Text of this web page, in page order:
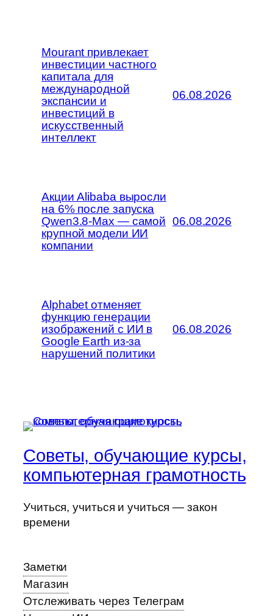
Mourant привлекает
инвестиции частного
капитала для
международной
экспансии и
инвестиций в
искусственный
интеллект
06.08.2026
Акции Alibaba выросли
на 6% после запуска
Qwen3.8-Max — самой
крупной модели ИИ
компании
06.08.2026
Alphabet отменяет
функцию генерации
изображений с ИИ в
Google Earth из-за
нарушений политики
06.08.2026
Советы, обучающие курсы,
компьютерная грамотность
Учиться, учиться и учиться — закон
времени
Заметки
Магазин
Отслеживать через Телеграм